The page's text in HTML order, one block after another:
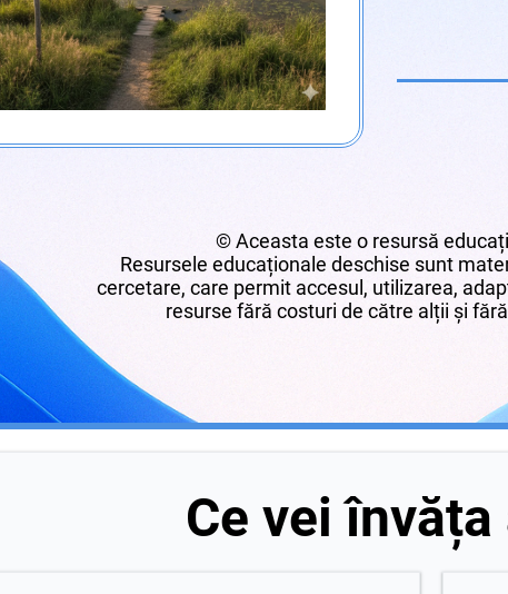
© Aceasta este o resursă
Resursele educaționale deschise sunt
cercetare, care permit accesul, utilizarea,
resurse fără costuri de către alții și
Ce vei